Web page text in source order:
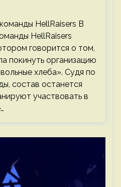
HellRaisers В
HellRaisers
говорится о том,
покинуть организацию
хлеба». Судя по
состав останется
участвовать в